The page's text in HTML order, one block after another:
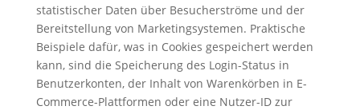
statistischer Daten über Besucherströme und der
Bereitstellung von Marketingsystemen. Praktische
Beispiele dafür, was in Cookies gespeichert werden
kann, sind die Speicherung des Login-Status in
Benutzerkonten, der Inhalt von Warenkörben in E-
Commerce-Plattformen oder eine Nutzer-ID zur